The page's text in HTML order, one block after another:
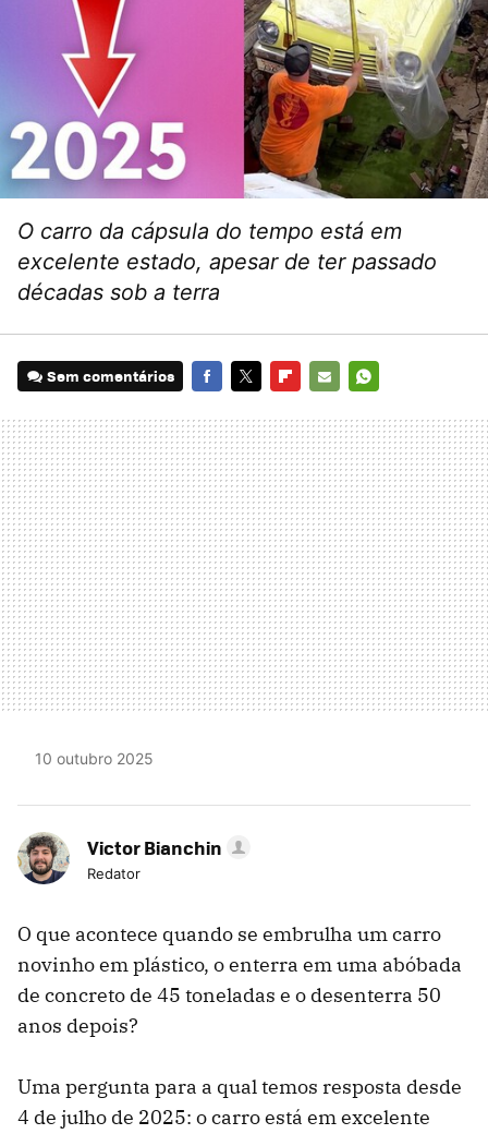
O carro da cápsula do tempo está em
excelente estado, apesar de ter passado
décadas sob a terra
Sem comentários
MAIL
10 outubro 2025
Victor Bianchin
Redator
O que acontece quando se embrulha um carro
novinho em plástico, o enterra em uma abóbada
de concreto de 45 toneladas e o desenterra 50
anos depois?
Uma pergunta para a qual temos resposta desde
4 de julho de 2025: o carro está em excelente